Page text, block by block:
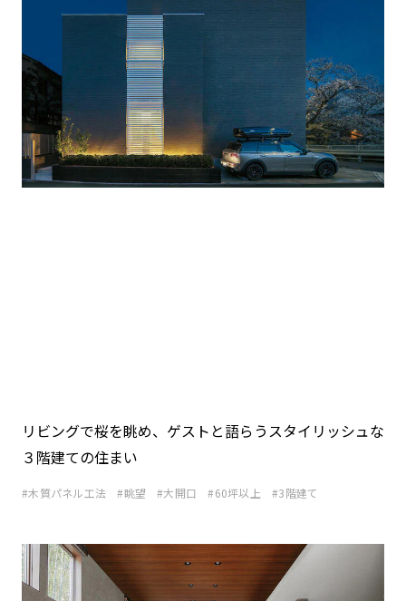
リビングで桜を眺め、ゲストと語らうスタイリッシュな
３階建ての住まい
木質パネル工法 眺望 大開口 60坪以上 3階建て